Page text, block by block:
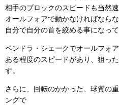
相手のブロックのスピードも当然
オールフォアで動かなければなら
自分で自分の首を絞める事になって
ペンドラ・シェークでオールフォ
ある程度のスピードがあり、狙っ
す。
さらに、回転のかかった、球質の
ングで